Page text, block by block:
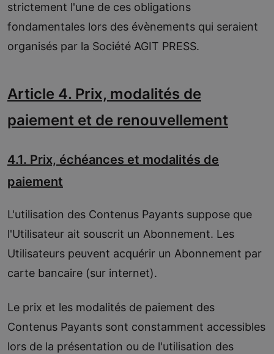
strictement l'une de ces obligations
fondamentales lors des évènements qui seraient
organisés par la Société AGIT PRESS.
Article 4. Prix, modalités de
paiement et de renouvellement
4.1. Prix, échéances et modalités de
paiement
L'utilisation des Contenus Payants suppose que
l'Utilisateur ait souscrit un Abonnement. Les
Utilisateurs peuvent acquérir un Abonnement par
carte bancaire (sur internet).
Le prix et les modalités de paiement des
Contenus Payants sont constamment accessibles
lors de la présentation ou de l'utilisation des